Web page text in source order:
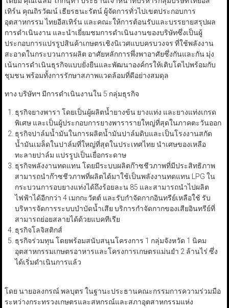
เทิร์น คุณถิรวัฒน์ เธียรธนะรัตน์ ผู้จัดการทั่วไปเขตประกอบการ
อุตสาหกรรม ไทยอีสเทิร์น และคณะให้การต้อนรับและบรรยายสรุปผล
การดำเนินงาน และนำเยี่ยมชมการดำเนินงานของบริษัทซึ่งเป็นผู้
ประกอบการแปรรูปสินค้าเกษตรเชิงนิเวศแบบครบวงจร ที่ใช้พลังงาน
สะอาดในกระบวนการผลิต อาศัยหลักการพึ่งพาอาศัยซึ่งกันและกัน มุ่ง
เน้นการดำเนินธุรกิจแบบยั่งยืนและพัฒนาองค์กรให้เติบโตไปพร้อมกับ
ชุมชน พร้อมทั้งการรักษาสภาพแวดล้อมที่ดีอย่างสมดุล
ทาง บริษัทฯ มีการดำเนินงานใน 5 กลุ่มธุรกิจ
ธุรกิจยางพารา โดยเป็นผู้ผลิตน้ำยางข้น ยางแท่ง และยางแท่งเกรด
พิเศษ และเป็นผู้ประกอบการยางพารารายใหญ่ที่สุดในภาคตะวันออก
ธุรกิจปาล์มน้ำมันในการผลิตน้ำมันปาล์มดิบและเป็นโรงงานสกัด
น้ำมันเมล็ดในปาล์มที่ใหญ่ที่สุดในประเทศไทย นำเศษของเหลือ
ทะลายปาล์ม แปรรูปเป็นเยื่อกระดาษ
ธุรกิจพลังงานทดแทน โดยมีระบบผลิตก๊าซชีวภาพที่มีประสิทธิภาพ
สามารถนำก๊าซชีวภาพที่ผลิตได้มาใช้เป็นพลังงานทดแทน LPG ใน
กระบวนการอบยางแท่งได้ถึงร้อยละน 85 และสามารถนำไปผลิต
ไฟฟ้าได้อีกกว่า 4 เมกกะวัตต์ และรับกำจัดกากอินทรีย์เหลือใช้ รับ
บริหารจัดการระบบบำบัดน้ำเสีย บริการกำจัดกากของเสียอินทรีย์ที่
สามารถย่อยสลายได้ด้วยแบคทีเรีย
ธุรกิจโลจิสติกส์
ธุรกิจร่วมทุน โดยพร้อมสนับสนุนโครงการ 1 กลุ่มจังหวัด 1 นิคม
อุตสาหกรรมเกษตรอาหารและโครงการเกษตรแม่นยำ 2 ล้านไร่ ซึ่ง
ได้เริ่มดำเนินการแล้ว
โดย นายอลงกรณ์ พลบุตร ในฐานะประธานคณะกรรมการความร่วมมือ
ระหว่างกระทรวงเกษตรและสหกรณ์และสภาอุตสาหกรรมแห่ง